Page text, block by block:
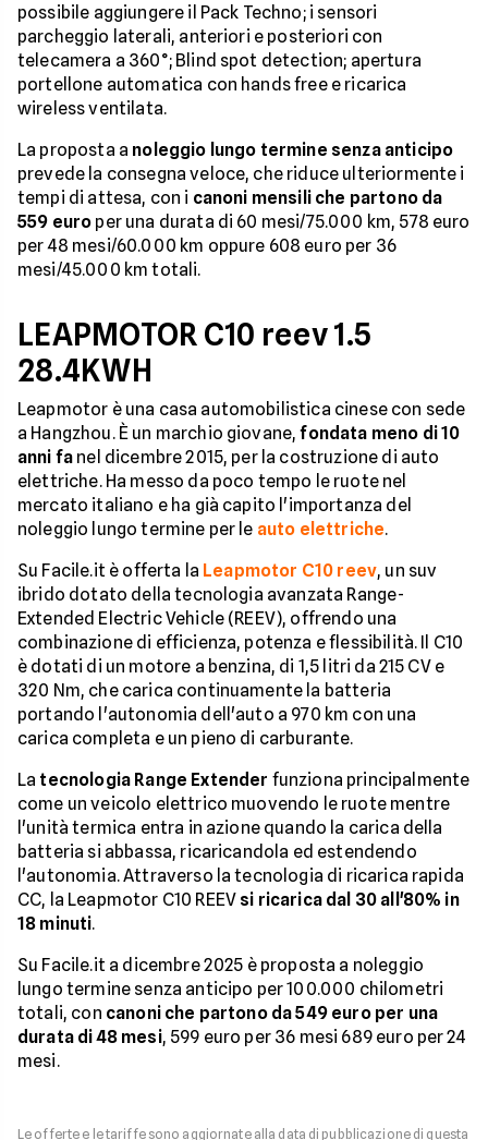
possibile aggiungere il Pack Techno; i sensori
parcheggio laterali, anteriori e posteriori con
telecamera a 360°; Blind spot detection; apertura
portellone automatica con hands free e ricarica
wireless ventilata.
La proposta a noleggio lungo termine senza anticipo
prevede la consegna veloce, che riduce ulteriormente i
tempi di attesa, con i canoni mensili che partono da
559 euro per una durata di 60 mesi/75.000 km, 578 euro
per 48 mesi/60.000 km oppure 608 euro per 36
mesi/45.000 km totali.
LEAPMOTOR C10 reev 1.5
28.4KWH
Leapmotor è una casa automobilistica cinese con sede
a Hangzhou. È un marchio giovane,fondata meno di 10
anni fa nel dicembre 2015, per la costruzione di auto
elettriche. Ha messo da poco tempo le ruote nel
mercato italiano e ha già capito l'importanza del
noleggio lungo termine per le auto elettriche.
Su Facile.it è offerta la Leapmotor C10 reev, un suv
ibrido dotato della tecnologia avanzata Range-
Extended Electric Vehicle (REEV), offrendo una
combinazione di efficienza, potenza e flessibilità. Il C10
è dotati di un motore a benzina, di 1,5 litri da 215 CV e
320 Nm, che carica continuamente la batteria
portando l'autonomia dell'auto a 970 km con una
carica completa e un pieno di carburante.
La tecnologia Range Extender funziona principalmente
come un veicolo elettrico muovendo le ruote mentre
l'unità termica entra in azione quando la carica della
batteria si abbassa, ricaricandola ed estendendo
l'autonomia. Attraverso la tecnologia di ricarica rapida
CC, la Leapmotor C10 REEV si ricarica dal 30 all'80% in
18 minuti.
Su Facile.it a dicembre 2025 è proposta a noleggio
lungo termine senza anticipo per 100.000 chilometri
totali, con canoni che partono da 549 euro per una
durata di 48 mesi, 599 euro per 36 mesi 689 euro per 24
mesi.
Le offerte e le tariffe sono aggiornate alla data di pubblicazione di questa